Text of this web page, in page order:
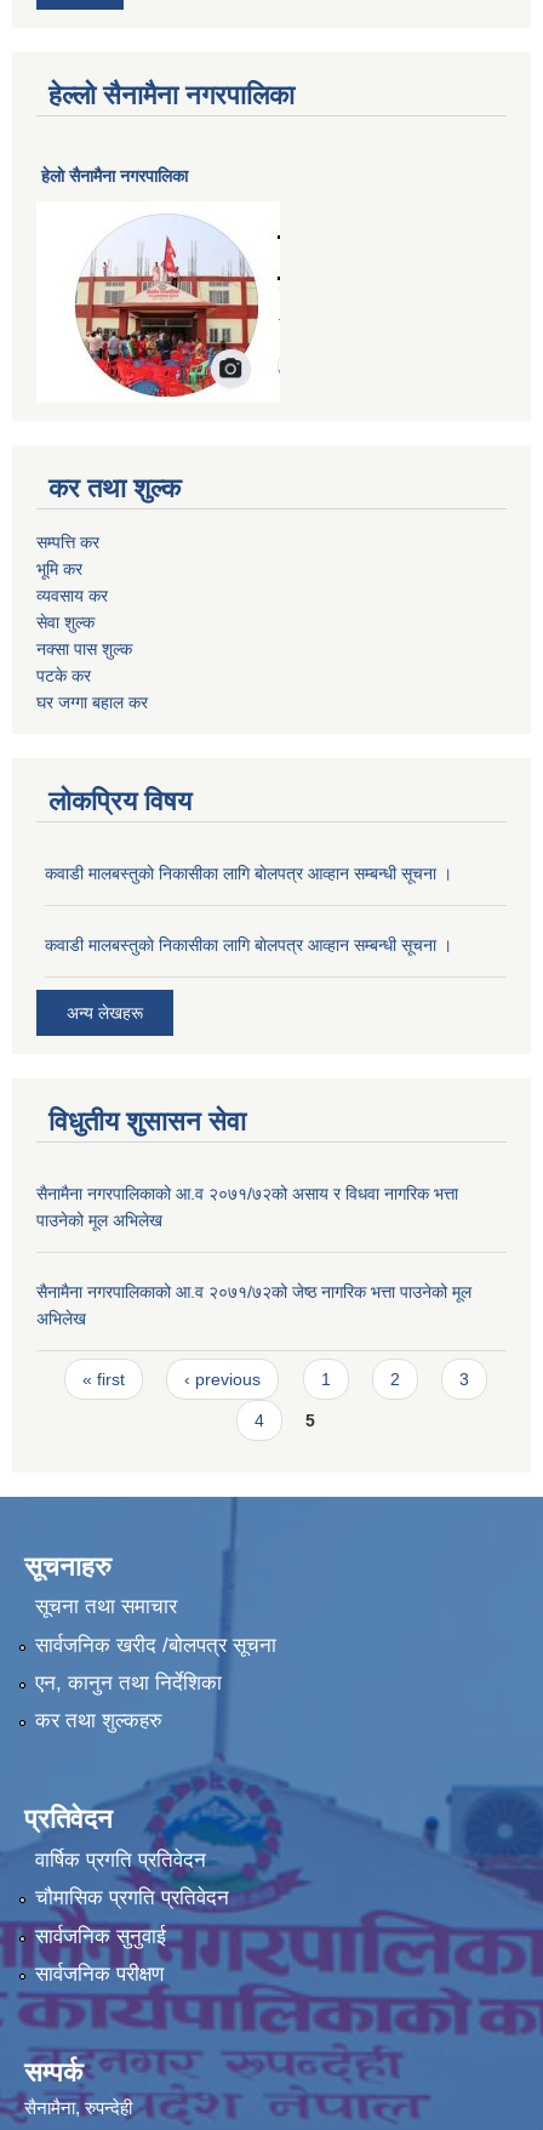
हेल्लो सैनामैना नगरपालिका
हेलाे सैनामैना नगरपालिका
कर तथा शुल्क
सम्पत्ति कर
भूमि कर
व्यवसाय कर
सेवा शुल्क
नक्सा पास शुल्क
पटके कर
घर जग्गा बहाल कर
लोकप्रिय विषय
कवाडी मालबस्तुकाे निकासीका लागि बाेलपत्र आव्हान सम्बन्धी सूचना ।
कवाडी मालबस्तुकाे निकासीका लागि बाेलपत्र आव्हान सम्बन्धी सूचना ।
अन्य लेखहरू
विधुतीय शुसासन सेवा
सैनामैना नगरपालिकाको आ.व २०७१/७२को असाय र विधवा नागरिक भत्ता
पाउनेको मूल अभिलेख
सैनामैना नगरपालिकाको आ.व २०७१/७२को जेष्ठ नागरिक भत्ता पाउनेको मूल
अभिलेख
Pages
« first ‹ previous 1 2 3
4 5
सूचनाहरु
सूचना तथा समाचार
सार्वजनिक खरीद /बोलपत्र सूचना
एन, कानुन तथा निर्देशिका
कर तथा शुल्कहरु
प्रतिवेदन
वार्षिक प्रगति प्रतिवेदन
चौमासिक प्रगति प्रतिवेदन
सार्वजनिक सुनुवाई
सार्वजनिक परीक्षण
सम्पर्क
सैनामैना, रुपन्देही